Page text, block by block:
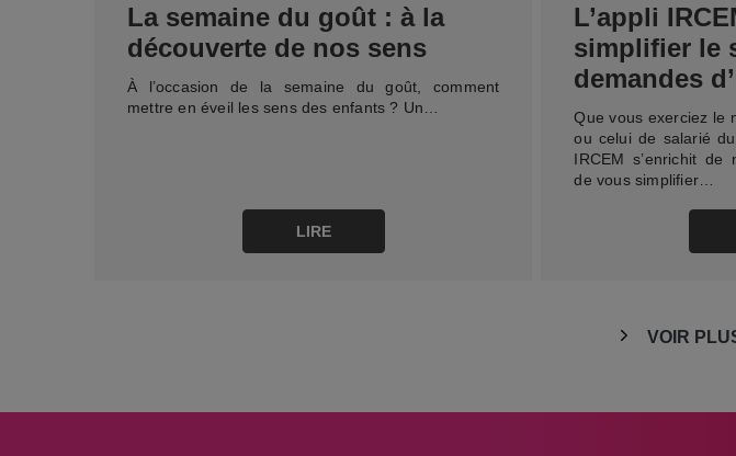
La semaine du goût : à la
découverte de nos sens
À l’occasion de la semaine du goût, comment
mettre en éveil les sens des enfants ? Un…
LIRE
L’appli
simplifier le
demandes
Que vous exerciez le
ou celui de salarié
IRCEM s’enrichit de
de vous simplifier…
VOIR